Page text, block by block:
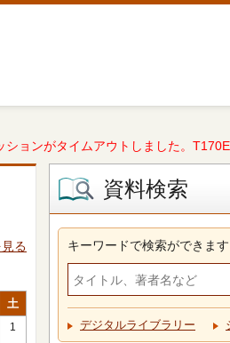
ョンがタイムアウトしました。
る
土
1
資料検索
キーワードで検索ができます
デジタルライブラリー